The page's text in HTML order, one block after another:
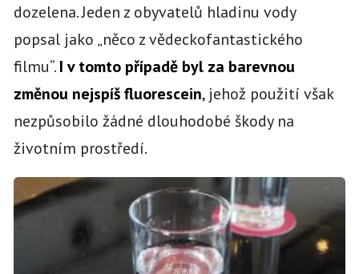
dozelena. Jeden z obyvatelů hladinu vody
popsal jako „něco z vědeckofantastického
filmu“.I v tomto případě byl za barevnou
změnou nejspíš fluorescein, jehož použití však
nezpůsobilo žádné dlouhodobé škody na
životním prostředí.